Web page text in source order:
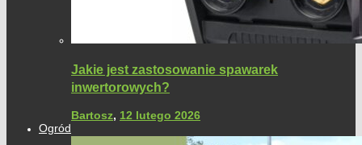
Jakie jest zastosowanie spawarek
inwertorowych?
Bartosz, 12 lutego 2026
Ogród